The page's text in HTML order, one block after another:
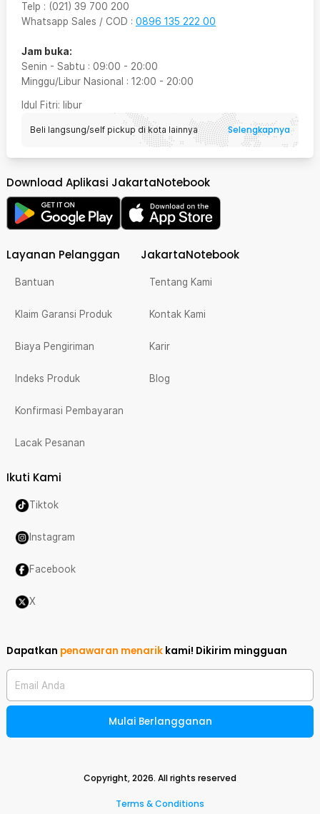
Telp : (021) 39 700 200
Whatsapp Sales / COD : 0896 135 222 00
Jam buka:
Senin - Sabtu : 09:00 - 20:00
Minggu/Libur Nasional : 12:00 - 20:00
Idul Fitri: libur
Beli langsung/self pickup di kota lainnya Selengkapnya
Download Aplikasi JakartaNotebook
Layanan Pelanggan
Bantuan
Klaim Garansi Produk
Biaya Pengiriman
Indeks Produk
Konfirmasi Pembayaran
Lacak Pesanan
JakartaNotebook
Tentang Kami
Kontak Kami
Karir
Blog
Ikuti Kami
Tiktok
Instagram
Facebook
X
Dapatkan penawaran menarik kami! Dikirim mingguan
Email Anda
Mulai Berlangganan
Copyright,2026. All rights reserved
Terms & Conditions